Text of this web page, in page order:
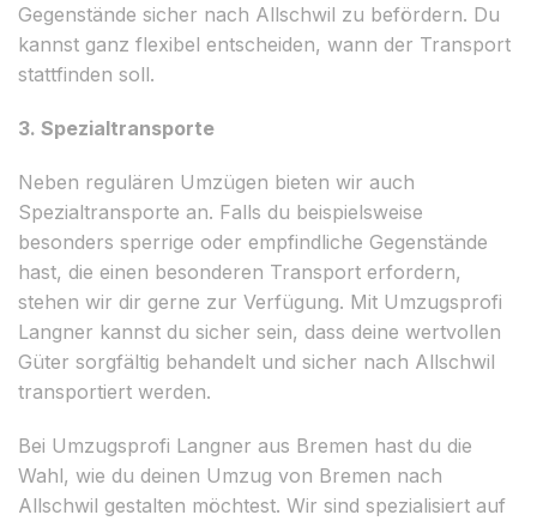
Gegenstände sicher nach Allschwil zu befördern. Du
kannst ganz flexibel entscheiden, wann der Transport
stattfinden soll.
3. Spezialtransporte
Neben regulären Umzügen bieten wir auch
Spezialtransporte an. Falls du beispielsweise
besonders sperrige oder empfindliche Gegenstände
hast, die einen besonderen Transport erfordern,
stehen wir dir gerne zur Verfügung. Mit Umzugsprofi
Langner kannst du sicher sein, dass deine wertvollen
Güter sorgfältig behandelt und sicher nach Allschwil
transportiert werden.
Bei Umzugsprofi Langner aus Bremen hast du die
Wahl, wie du deinen Umzug von Bremen nach
Allschwil gestalten möchtest. Wir sind spezialisiert auf